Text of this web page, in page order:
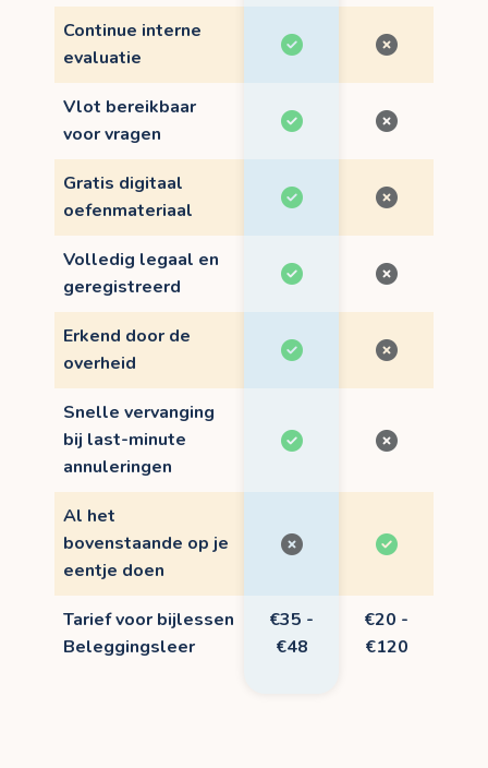
Continue interne
evaluatie
Vlot bereikbaar
voor vragen
Gratis digitaal
oefenmateriaal
Volledig legaal en
geregistreerd
Erkend door de
overheid
Snelle vervanging
bij last-minute
annuleringen
Al het
bovenstaande op je
eentje doen
Tarief voor bijlessen
Beleggingsleer
€35 -
€48
€20 -
€120